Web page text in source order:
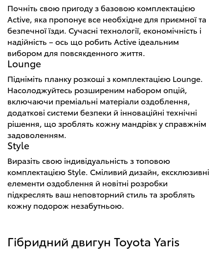
Почніть свою пригоду з базовою комплектацією
Active, яка пропонує все необхідне для приємної та
безпечної їзди. Сучасні технології, економічність і
надійність – ось що робить Active ідеальним
вибором для повсякденного життя.
Lounge
Підніміть планку розкоші з комплектацією Lounge.
Насолоджуйтесь розширеним набором опцій,
включаючи преміальні матеріали оздоблення,
додаткові системи безпеки й інноваційні технічні
рішення, що зроблять кожну мандрівк у справжнім
задоволенням.
Style
Виразіть свою індивідуальність з топовою
комплектацією Style. Сміливий дизайн, ексклюзивні
елементи оздоблення й новітні розробки
підкреслять ваш неповторний стиль та зроблять
кожну подорож незабутньою.
Гібридний двигун Toyota Yaris